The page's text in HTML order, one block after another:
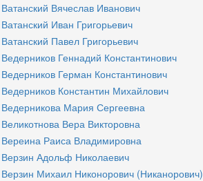
Ватанский Вячеслав Иванович
Ватанский Иван Григорьевич
Ватанский Павел Григорьевич
Ведерников Геннадий Константинович
Ведерников Герман Константинович
Ведерников Константин Михайлович
Ведерникова Мария Сергеевна
Великотнова Вера Викторовна
Вереина Раиса Владимировна
Верзин Адольф Николаевич
Верзин Михаил Никонорович (Никанорович)